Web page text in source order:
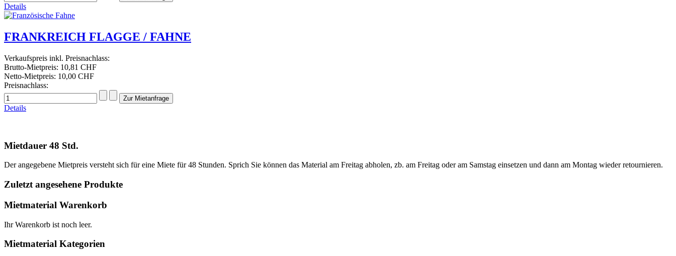
Details
FRANKREICH FLAGGE / FAHNE
Verkaufspreis inkl. Preisnachlass:
Brutto-Mietpreis: 10,81 CHF
Netto-Mietpreis: 10,00 CHF
Preisnachlass:
Details
Mietdauer 48 Std.
Der angegebene Mietpreis versteht sich für eine Miete für 48 Stunden. Sprich Sie können das Material am Freitag abholen, zb. am Freitag oder am Samstag einsetzen und dann am Montag wieder retournieren.
Zuletzt angesehene Produkte
Mietmaterial Warenkorb
Ihr Warenkorb ist noch leer.
Mietmaterial Kategorien